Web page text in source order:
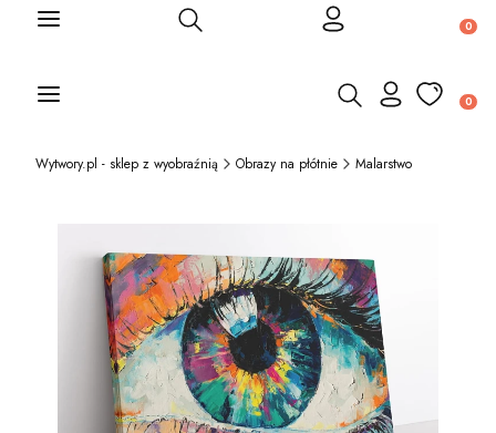
Otwórz wyszukiwarkę
Otwórz wyszukiwarkę
Wytwory.pl - sklep z wyobraźnią Obrazy na płótnie Malarstwo